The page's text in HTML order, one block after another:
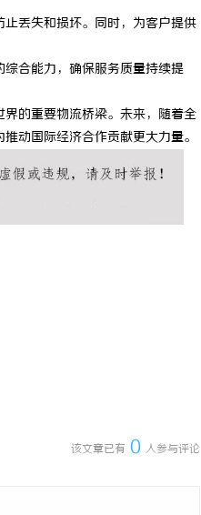
丢失和损坏。同时，为客户提供
合能力，确保服务质量持续提
的重要物流桥梁。未来，随着全
动国际经济合作贡献更大力量。
该文章已有 0 人参与评论
眼镜 上海配眼镜